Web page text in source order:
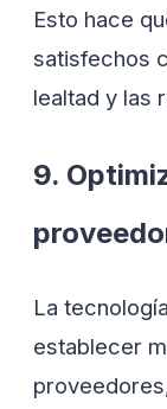
Esto hace
satisfechos
lealtad y las
9.
La
establecer